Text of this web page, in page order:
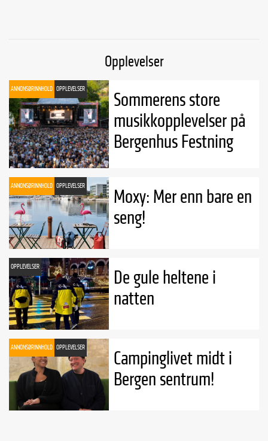
Opplevelser
ANNONSØRINNHOLD OPPLEVELSER
Sommerens store
musikkopplevelser på
Bergenhus Festning
ANNONSØRINNHOLD OPPLEVELSER
Moxy: Mer enn bare en
seng!
OPPLEVELSER
De gule heltene i
natten
ANNONSØRINNHOLD OPPLEVELSER
Campinglivet midt i
Bergen sentrum!